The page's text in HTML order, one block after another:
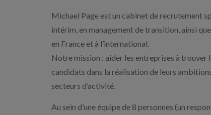
Michael Page est un cabinet de recrutement
intérim, en management de transition, ainsi
en France et à l’international.
Notre mission : aider les entreprises à
candidats dans la réalisation de leurs
secteurs d’activité.
Au sein d’une équipe de 8 personnes (un